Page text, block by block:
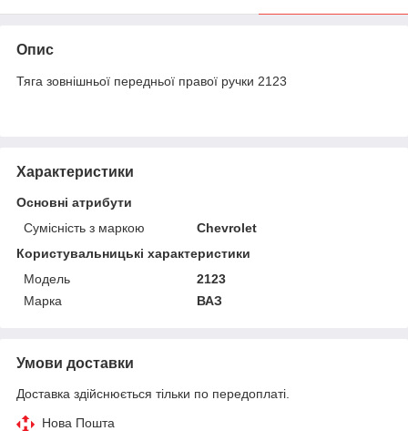
Опис
Тяга зовнішньої передньої правої ручки 2123
Характеристики
Основні атрибути
Сумісність з маркою
Chevrolet
Користувальницькі характеристики
Мoдель
2123
Марка
ВАЗ
Умови доставки
Доставка здійснюється тільки по передоплаті.
Нова Пошта